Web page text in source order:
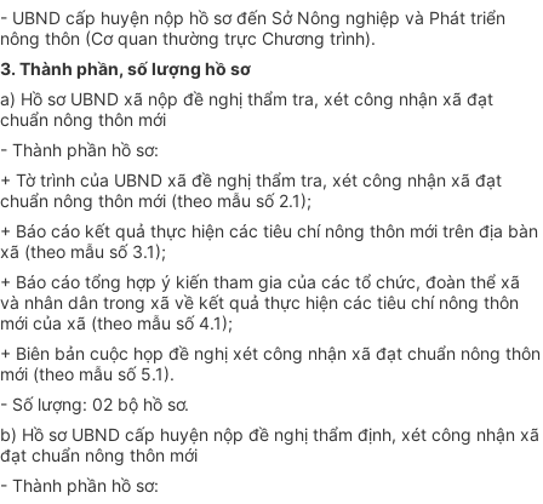
- UBND cấp huyện nộp hồ sơ đến Sở Nông nghiệp và Phát triển
nông thôn (Cơ quan thường trực Chương trình).
3. Thành phần, số lượng hồ sơ
a) Hồ sơ UBND xã nộp đề nghị thẩm tra, xét công nhận xã đạt
chuẩn nông thôn mới
- Thành phần hồ sơ:
+ Tờ trình của UBND xã đề nghị thẩm tra, xét công nhận xã đạt
chuẩn nông thôn mới (theo mẫu số 2.1);
+ Báo cáo kết quả thực hiện các tiêu chí nông thôn mới trên địa bàn
xã (theo mẫu số 3.1);
+ Báo cáo tổng hợp ý kiến tham gia của các tổ chức, đoàn thể xã
và nhân dân trong xã về kết quả thực hiện các tiêu chí nông thôn
mới của xã (theo mẫu số 4.1);
+ Biên bản cuộc họp đề nghị xét công nhận xã đạt chuẩn nông thôn
mới (theo mẫu số 5.1).
- Số lượng: 02 bộ hồ sơ.
b) Hồ sơ UBND cấp huyện nộp đề nghị thẩm định, xét công nhận xã
đạt chuẩn nông thôn mới
- Thành phần hồ sơ: